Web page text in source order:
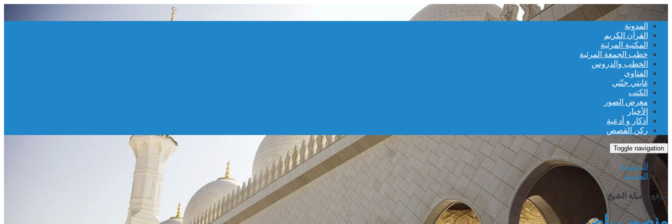
≡
المدونة
القرآن الكريم
المكتبة المرئية
خطب الجمعة المرئية
الخطب والدروس
الفتاوى
غايتي جنّتي
الكتب
معرض الصور
الأخبار
أذكار و أدعية
ركن القصص
Toggle navigation
الرئيسية
المدونة
موقع فضيلة الشيخ